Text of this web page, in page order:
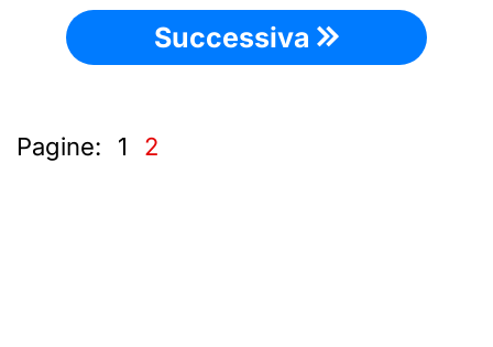
Successiva
Pagine: 1 2